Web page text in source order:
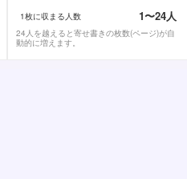
1枚に収まる人数 1〜24人
24人を越えると寄せ書きの枚数(ページ)が自
動的に増えます。